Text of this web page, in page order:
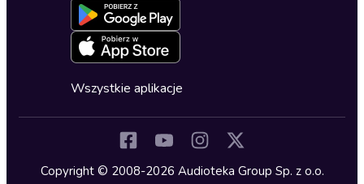
Kryminały
Deklaracja dostępności
Oferta dla firm i bibliotek
Blog
Zapowiedzi
Cykle audiobooków
Wszystkie aplikacje
Copyright © 2008-2026 Audioteka Group Sp. z o.o.